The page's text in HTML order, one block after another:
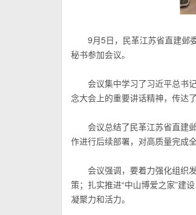
9月5日，民革江苏省直建邺
秘书参加会议。
会议集中学习了习近平总书
念大会上的重要讲话精神，传达
会议总结了民革江苏省直建
作进行后续部署，对高质量完成
会议强调，要着力强化组织
策；扎实推进“中山博爱之家”建
凝聚力和活力。